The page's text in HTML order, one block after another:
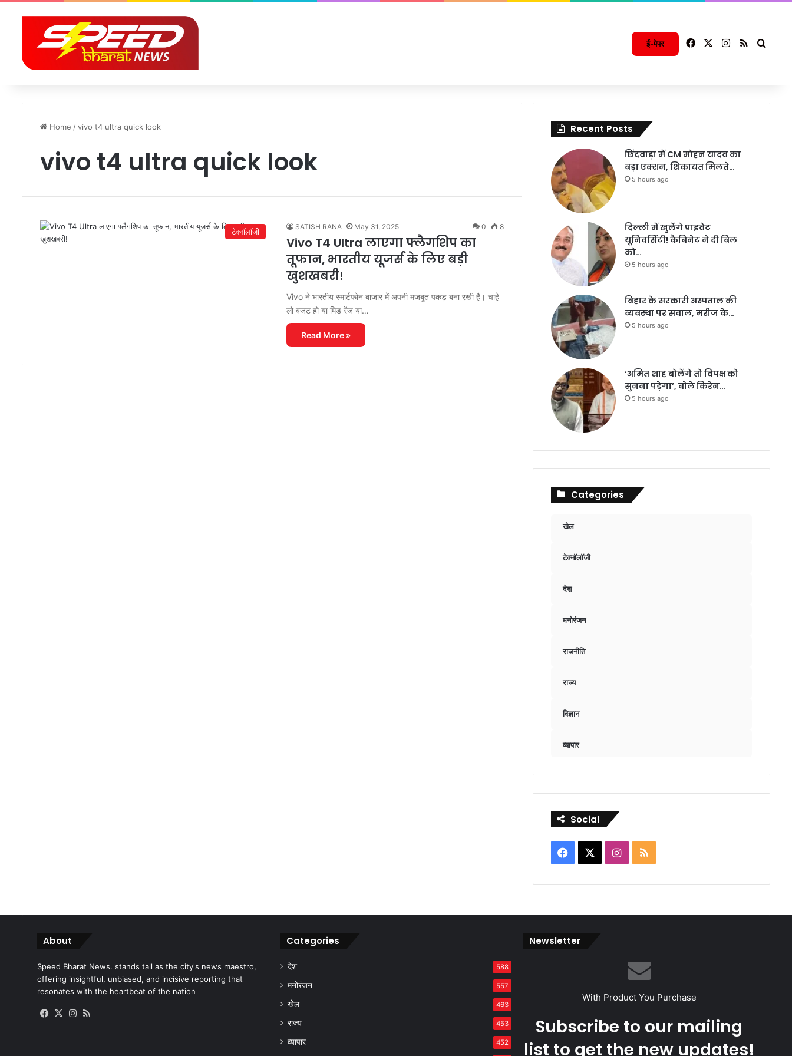
ई-पेपर FacebookInstagram
RSS
Home /vivo t4 ultra quick look
vivo t4 ultra quick look
टेक्नॉलॉजी
SATISH RANA May 31, 2025 0 8
Vivo T4 Ultra लाएगा फ्लैगशिप का
तूफान, भारतीय यूजर्स के लिए बड़ी
खुशखबरी!
Vivo ने भारतीय स्मार्टफोन बाजार में अपनी मजबूत पकड़ बना रखी है। चाहे
लो बजट हो या मिड रेंज या…
Read More »
Recent Posts
छिंदवाड़ा में CM मोहन यादव का
बड़ा एक्शन, शिकायत मिलते…
5 hours ago
दिल्ली में खुलेंगे प्राइवेट
यूनिवर्सिटी! कैबिनेट ने दी बिल
को…
5 hours ago
बिहार के सरकारी अस्पताल की
व्यवस्था पर सवाल, मरीज के…
5 hours ago
‘अमित शाह बोलेंगे तो विपक्ष को
सुनना पड़ेगा’, बोले किरेन…
5 hours ago
Categories
खेल
टेक्नॉलॉजी
देश
मनोरंजन
राजनीति
राज्य
विज्ञान
व्यापार
Social
Facebook Instagram
RSS
About
Speed Bharat News. stands tall as the city's news maestro,
offering insightful, unbiased, and incisive reporting that
resonates with the heartbeat of the nation
Facebook
X Instagram
Categories
देश 588
मनोरंजन 557
खेल 463
राज्य 453
व्यापार 452
Newsletter
With Product You Purchase
Subscribe to our mailing
list to get the new updates!